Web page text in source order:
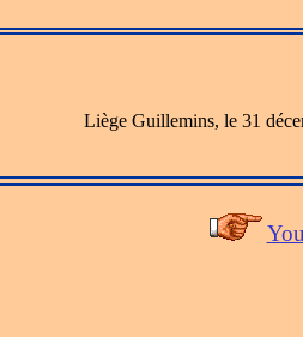
Liège Guillemins, le 31